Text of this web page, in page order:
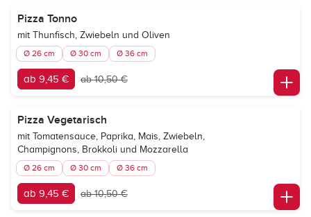
Pizza Tonno
mit Thunfisch, Zwiebeln und Oliven
Ø 26 cm Ø 30 cm Ø 36 cm
ab 9,45 € ab 10,50 €
Pizza Vegetarisch
mit Tomatensauce, Paprika, Mais, Zwiebeln,
Champignons, Brokkoli und Mozzarella
Ø 26 cm Ø 30 cm Ø 36 cm
ab 9,45 € ab 10,50 €